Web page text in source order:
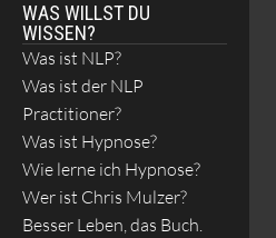
WAS WILLST DU
WISSEN?
Was ist NLP?
Was ist der NLP
Practitioner?
Was ist Hypnose?
Wie lerne ich Hypnose?
Wer ist Chris Mulzer?
Besser Leben, das Buch.